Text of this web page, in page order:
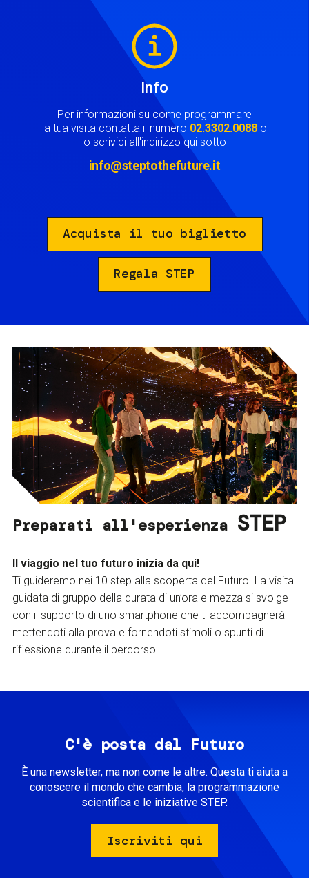
Info
Per informazioni su come programmare
la tua visita contatta il numero 02.3302.0088 o
o scrivici all'indirizzo qui sotto
info@steptothefuture.it
Acquista il tuo biglietto
Regala STEP
Preparati all'esperienza STEP
Il viaggio nel tuo futuro inizia da qui!
Ti guideremo nei 10 step alla scoperta del Futuro. La visita
guidata di gruppo della durata di un’ora e mezza si svolge
con il supporto di uno smartphone che ti accompagnerà
mettendoti alla prova e fornendoti stimoli o spunti di
riflessione durante il percorso.
C'è posta dal Futuro
È una newsletter, ma non come le altre. Questa ti aiuta a
conoscere il mondo che cambia, la programmazione
scientifica e le iniziative STEP.
Iscriviti qui